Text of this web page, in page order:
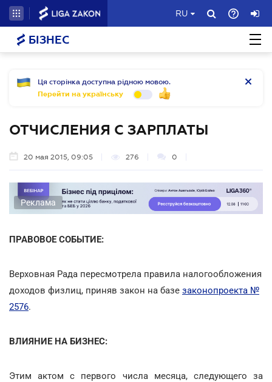
RU
БІЗНЕС
Ця сторінка доступна рідною мовою.
Перейти на українську
ОТЧИСЛЕНИЯ С ЗАРПЛАТЫ
20 мая 2015, 09:05 276 0
Реклама
ПРАВОВОЕ СОБЫТИЕ:
Верховная Рада пересмотрела правила налогообложения
доходов физлиц, приняв закон на базе законопроекта №
2576.
ВЛИЯНИЕ НА БИЗНЕС:
Этим актом с первого числа месяца, следующего за